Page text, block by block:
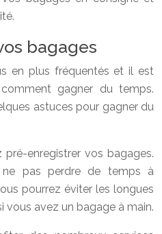
bagages
en plus fréquentés et il est
gagner du temps.
astuces pour gagner du
pré-enregistrer vos bagages.
pas perdre de temps à
pourrez éviter les longues
vous avez un bagage à main.